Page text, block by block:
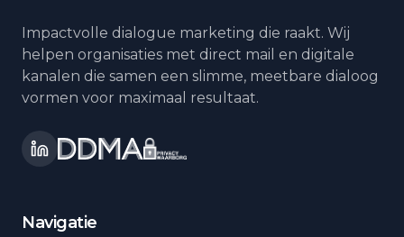
Impactvolle dialogue marketing die raakt. Wij
helpen organisaties met direct mail en digitale
kanalen die samen een slimme, meetbare dialoog
vormen voor maximaal resultaat.
Navigatie